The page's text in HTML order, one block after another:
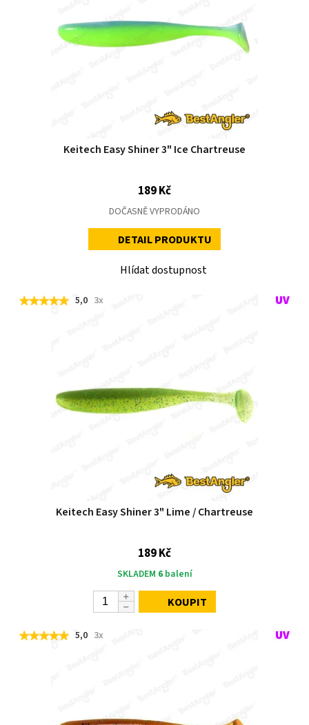
Keitech Easy Shiner 3" Ice Chartreuse
189 Kč
DOČASNĚ VYPRODÁNO
DETAIL PRODUKTU
Hlídat dostupnost
5,0 3x
Keitech Easy Shiner 3" Lime / Chartreuse
189 Kč
SKLADEM 6balení
KOUPIT
5,0 3x